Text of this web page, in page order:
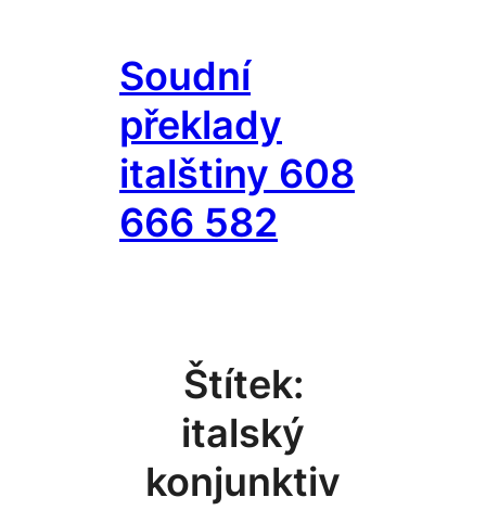
obsahSoudní
překlady
italštiny 608
666 582
Štítek:
italský
konjunktiv